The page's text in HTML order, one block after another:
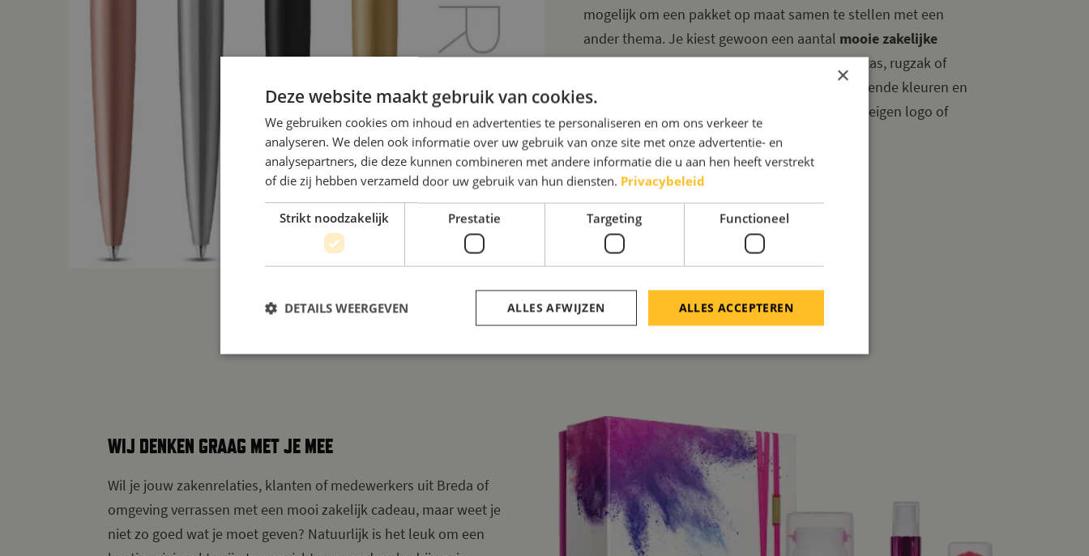
mogelijk om een pakket op maat samen te stellen met een
ander thema. Je kiest gewoon een aantal mooie zakelijke
cadeausuit en laat ze verpakken in een leuke tas, rugzak of
sporttas. Deze zijn verkrijgbaar in veel verschillende kleuren en
kunnen bedrukt of geborduurd worden met je eigen logo of
afbeelding.
WIJ DENKEN GRAAG MET JE MEE
Wil je jouw zakenrelaties, klanten of medewerkers uit Breda of
omgeving verrassen met een mooi zakelijk cadeau, maar weet je
niet zo goed wat je moet geven? Natuurlijk is het leuk om een
×
Deze website maakt gebruik van cookies.
We gebruiken cookies om inhoud en advertenties te personaliseren en om ons verkeer te
analyseren. We delen ook informatie over uw gebruik van onze site met onze advertentie- en
analysepartners, die deze kunnen combineren met andere informatie die u aan hen heeft verstrekt
of die zij hebben verzameld door uw gebruik van hun diensten. Privacybeleid
Strikt noodzakelijk Prestatie Targeting Functioneel
ALLES ACCEPTEREN
ALLES AFWIJZEN
DETAILS WEERGEVEN